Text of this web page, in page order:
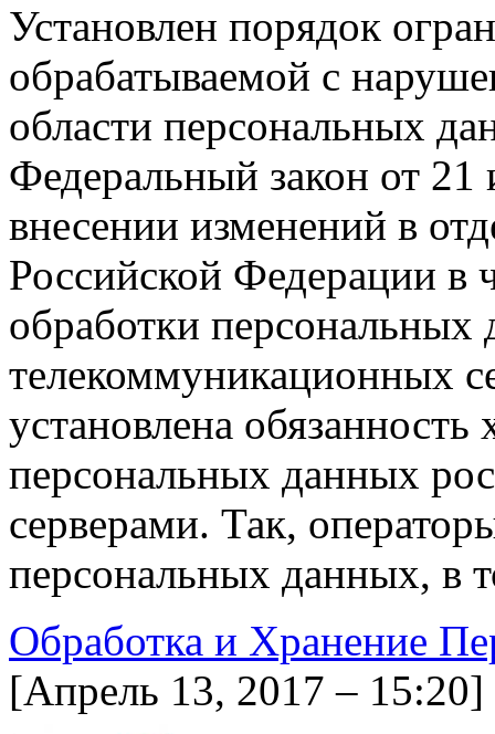
Установлен порядок
обрабатываемой с
области персональных
Федеральный закон от
внесении изменений в
Российской Федерации в
обработки
телекоммуникационных
установлена
персональных данных
серверами. Так,
персональных данных, в
Обработка и Хранение
[Апрель 13, 2017 – 15:20]